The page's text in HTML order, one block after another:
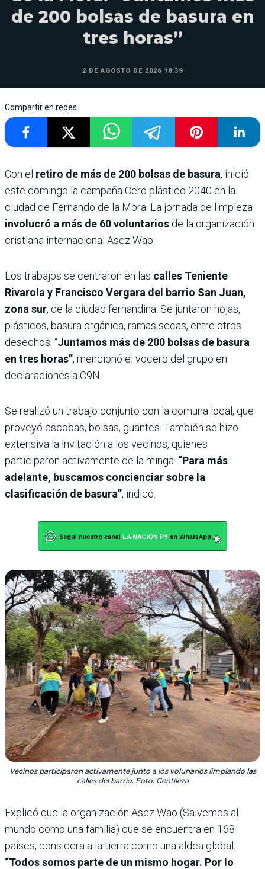
de 200 bolsas de basura en
tres horas”
2 DE AGOSTO DE 2026 18:39
Compartir en redes
Con el retiro de más de 200 bolsas de basura, inició
este domingo la campaña Cero plástico 2040 en la
ciudad de Fernando de la Mora. La jornada de limpieza
involucró a más de 60 voluntarios de la organización
cristiana internacional Asez Wao.
Los trabajos se centraron en las calles Teniente
Rivarola y Francisco Vergara del barrio San Juan,
zona sur, de la ciudad fernandina. Se juntaron hojas,
plásticos, basura orgánica, ramas secas, entre otros
desechos. “Juntamos más de 200 bolsas de basura
en tres horas”, mencionó el vocero del grupo en
declaraciones a C9N.
Se realizó un trabajo conjunto con la comuna local, que
proveyó escobas, bolsas, guantes. También se hizo
extensiva la invitación a los vecinos, quienes
participaron activamente de la minga. “Para más
adelante, buscamos concienciar sobre la
clasificación de basura”, indicó.
Vecinos participaron activamente junto a los volunarios limpiando las
calles del barrio. Foto: Gentileza
Explicó que la organización Asez Wao (Salvemos al
mundo como una familia) que se encuentra en 168
países, considera a la tierra como una aldea global.
“Todos somos parte de un mismo hogar. Por lo